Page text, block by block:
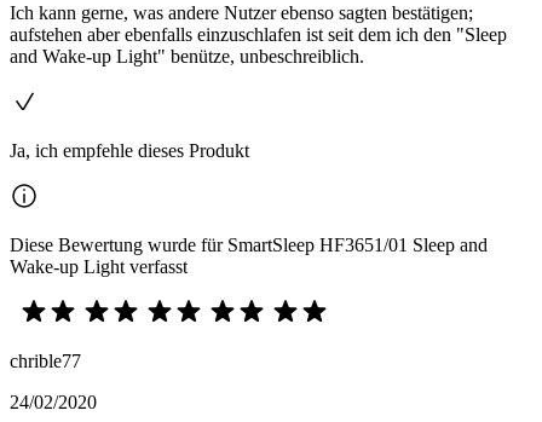
Ich kann gerne, was andere Nutzer ebenso sagten bestätigen;
aufstehen aber ebenfalls einzuschlafen ist seit dem ich den "Sleep
and Wake-up Light" benütze, unbeschreiblich.
Ja, ich empfehle dieses Produkt
Diese Bewertung wurde für SmartSleep HF3651/01 Sleep and
Wake-up Light verfasst
chrible77
24/02/2020